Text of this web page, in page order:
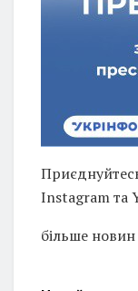
Instagram та
більше новин